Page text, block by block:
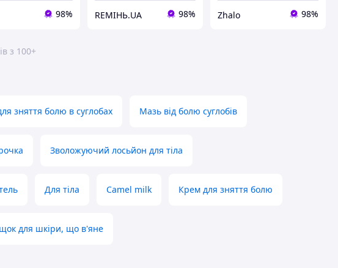
98% REMIНЬ.UA 98% Zhalo 98%
з 100+
зняття болю в суглобах Мазь від болю суглобів
Зволожуючий лосьйон для тіла
Для тіла Camel milk Крем для зняття болю
для шкіри, що в'яне